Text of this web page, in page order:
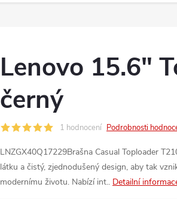
Lenovo 15.6"
černý
1 hodnocení Podrobnosti
LNZGX40Q17229Brašna Casual Toploader
látku a čistý, zjednodušený design, aby tak
modernímu životu. Nabízí int.. Detailní